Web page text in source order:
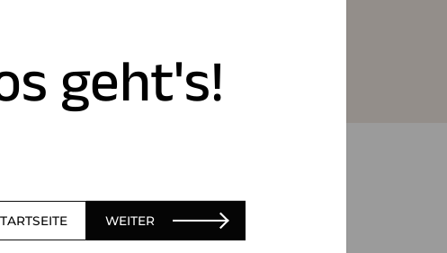
geht's!
WEITER